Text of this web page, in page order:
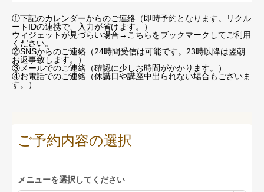
①下記のカレンダーからのご連絡（即時予約となります。リクル
ートIDの連携で、入力が省けます。）
ウィジェットが見づらい場合→こちらをブックマーク してご利用
ください。
②SNSからのご連絡（24時間受信は可能です。23時以降は翌朝
お返事致します。）
③メールでのご連絡（確認に少しお時間がかかります。）
④お電話でのご連絡（休講日や講座中出られない場合もございま
す。）